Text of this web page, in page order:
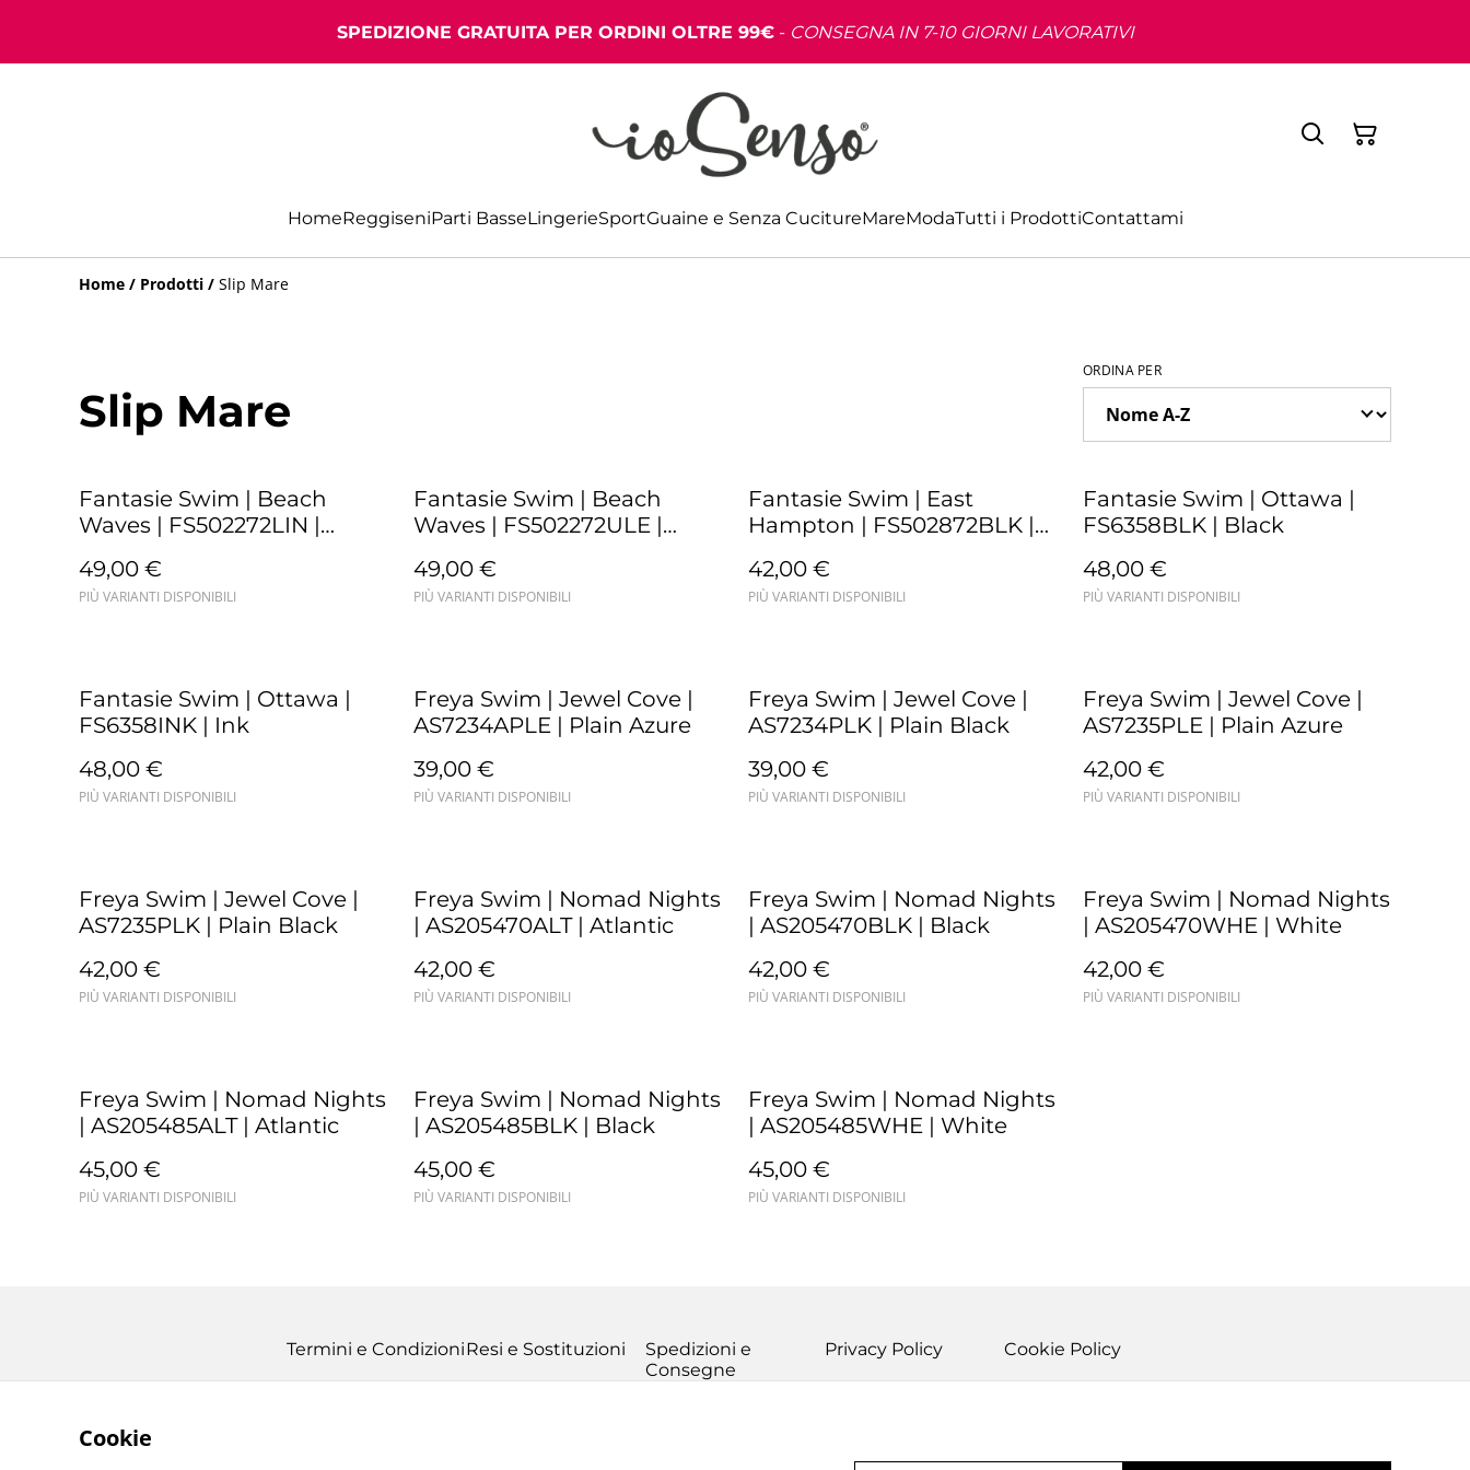
SPEDIZIONE GRATUITA PER ORDINI OLTRE 99€- CONSEGNA IN 7-10 GIORNI LAVORATIVI
HomeReggiseniParti BasseLingerieSportGuaine e Senza CucitureMareModaTutti i ProdottiContattami
Home / Prodotti / Slip Mare
Slip Mare
ORDINA PER
Fantasie Swim | Beach
Waves | FS502272LIN |
49,00 €
PIÙ VARIANTI DISPONIBILI
Fantasie Swim | Beach
Waves | FS502272ULE |
49,00 €
PIÙ VARIANTI DISPONIBILI
Fantasie Swim | East
Hampton | FS502872BLK |
42,00 €
PIÙ VARIANTI DISPONIBILI
Fantasie Swim | Ottawa |
FS6358BLK | Black
48,00 €
PIÙ VARIANTI DISPONIBILI
Fantasie Swim | Ottawa |
FS6358INK | Ink
48,00 €
PIÙ VARIANTI DISPONIBILI
Freya Swim | Jewel Cove |
AS7234APLE | Plain Azure
39,00 €
PIÙ VARIANTI DISPONIBILI
Freya Swim | Jewel Cove |
AS7234PLK | Plain Black
39,00 €
PIÙ VARIANTI DISPONIBILI
Freya Swim | Jewel Cove |
AS7235PLE | Plain Azure
42,00 €
PIÙ VARIANTI DISPONIBILI
Freya Swim | Jewel Cove |
AS7235PLK | Plain Black
42,00 €
PIÙ VARIANTI DISPONIBILI
Freya Swim | Nomad Nights
| AS205470ALT | Atlantic
42,00 €
PIÙ VARIANTI DISPONIBILI
Freya Swim | Nomad Nights
| AS205470BLK | Black
42,00 €
PIÙ VARIANTI DISPONIBILI
Freya Swim | Nomad Nights
| AS205470WHE | White
42,00 €
PIÙ VARIANTI DISPONIBILI
Freya Swim | Nomad Nights
| AS205485ALT | Atlantic
45,00 €
PIÙ VARIANTI DISPONIBILI
Freya Swim | Nomad Nights
| AS205485BLK | Black
45,00 €
PIÙ VARIANTI DISPONIBILI
Freya Swim | Nomad Nights
| AS205485WHE | White
45,00 €
PIÙ VARIANTI DISPONIBILI
Termini e CondizioniResi e Sostituzioni
Spedizioni e
Consegne
Privacy Policy Cookie Policy
Cookie